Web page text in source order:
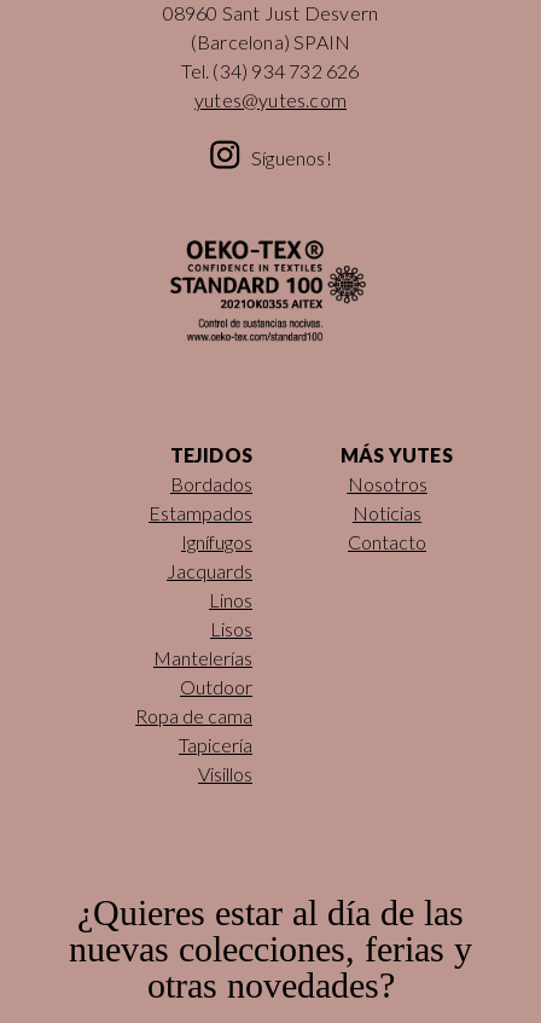
08960 Sant Just Desvern
(Barcelona) SPAIN
Tel. (34) 934 732 626
yutes@yutes.com
Síguenos!
TEJIDOS
Bordados
Estampados
Ignífugos
Jacquards
Linos
Lisos
Mantelerías
Outdoor
Ropa de cama
Tapicería
Visillos
MÁS YUTES
Nosotros
Noticias
Contacto
¿Quieres estar al día de las
nuevas colecciones, ferias y
otras novedades?